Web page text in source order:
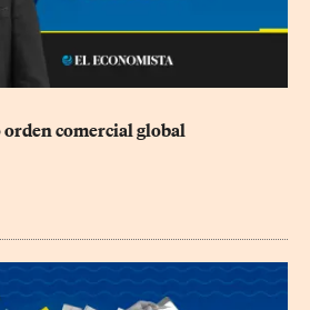
comercial global